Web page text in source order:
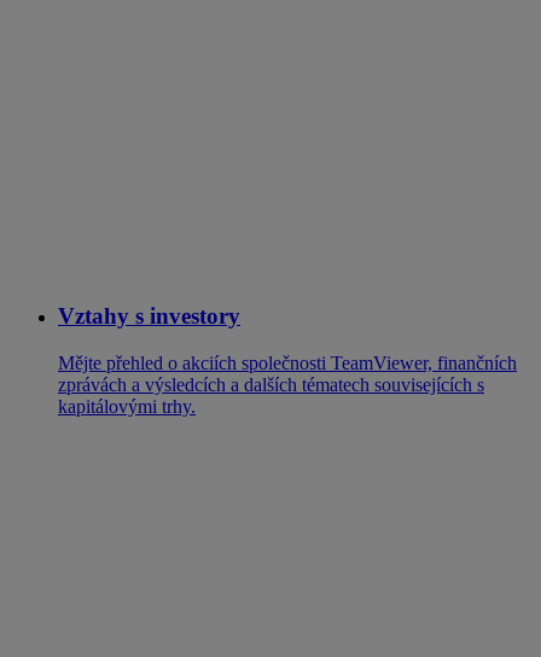
Vztahy s investory
Mějte přehled o akciích společnosti TeamViewer, finančních
zprávách a výsledcích a dalších tématech souvisejících s
kapitálovými trhy.